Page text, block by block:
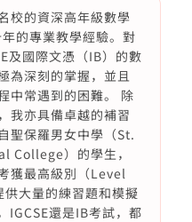
校的資深高年級數學
的專業教學經驗。對
及國際文憑（IB）的數
為深刻的掌握，並且
中常遇到的困難。 除
我亦具備卓越的補習
聖保羅男女中學（St.
）的學生，
獲最高級別（Level
大量的練習題和模擬
IGCSE還是IB考試，都